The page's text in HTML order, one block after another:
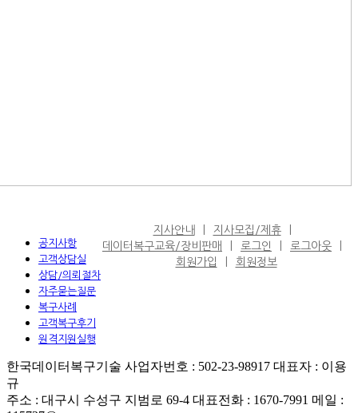
공지사항
고객상담실
상담/의뢰절차
자주묻는질문
복구사례
고객복구후기
원격지원실행
지사안내
지사모집/제휴
데이터복구교육/장비판매
로그인
로그아웃
회원가입
회원정보
한국데이터복구기술 사업자번호 : 502-23-98917 대표자 : 이용
규
주소 : 대구시 수성구 지범로 69-4 대표전화 : 1670-7991 메일 :